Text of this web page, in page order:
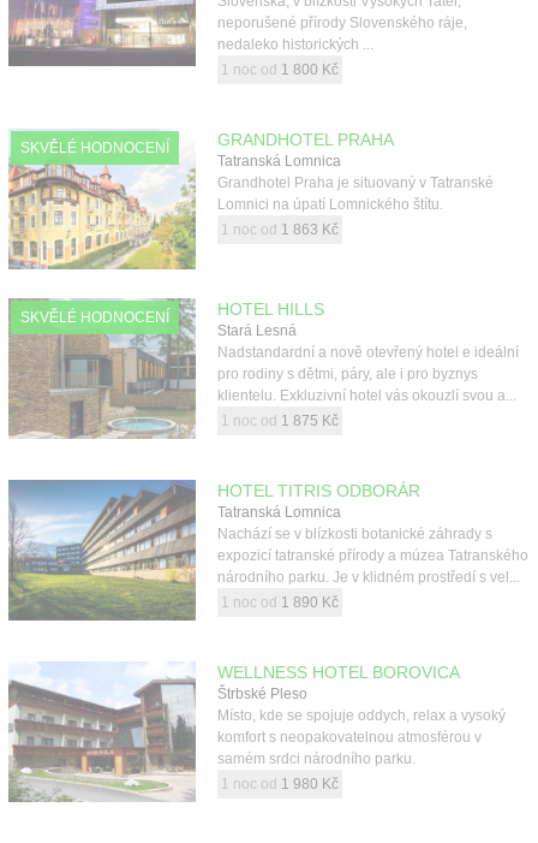
neporušené přírody Slovenského ráje,
nedaleko historických ...
1 noc od 1 800 Kč
SKVĚLÉ HODNOCENÍ GRANDHOTEL PRAHA
Tatranská Lomnica
Grandhotel Praha je situovaný v Tatranské
Lomnici na úpatí Lomnického štítu.
1 noc od 1 863 Kč
SKVĚLÉ HODNOCENÍ HOTEL HILLS
Stará Lesná
Nadstandardní a nově otevřený hotel e ideální
pro rodiny s dětmi, páry, ale i pro byznys
klientelu. Exkluzivní hotel vás okouzlí svou a...
1 noc od 1 875 Kč
HOTEL TITRIS ODBORÁR
Tatranská Lomnica
Nachází se v blízkosti botanické záhrady s
expozicí tatranské přírody a múzea Tatranského
národního parku. Je v klidném prostředí s vel...
1 noc od 1 890 Kč
WELLNESS HOTEL BOROVICA
Štrbské Pleso
Místo, kde se spojuje oddych, relax a vysoký
komfort s neopakovatelnou atmosférou v
samém srdci národního parku.
1 noc od 1 980 Kč